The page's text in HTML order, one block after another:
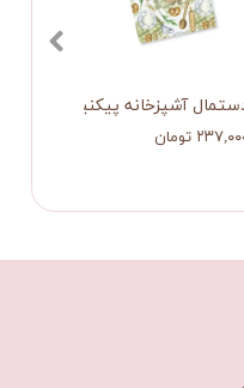
آشپزخانه پیکنیک
تومان